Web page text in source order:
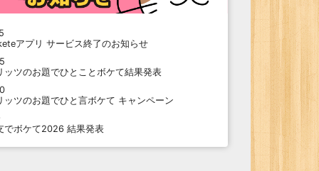
アプリ サービス終了のお知らせ
ッツのお題でひとことボケて結果発表
ッツのお題でひと言ボケて キャンペーン
でボケて2026 結果発表